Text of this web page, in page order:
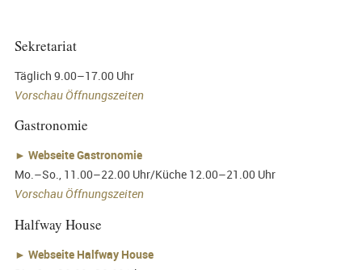
Sekretariat
Täglich 9.00–17.00 Uhr
Vorschau Öffnungszeiten
Gastronomie
► Webseite Gastronomie
Mo.–So., 11.00–22.00 Uhr/Küche 12.00–21.00 Uhr
Vorschau Öffnungszeiten
Halfway House
► Webseite Halfway House